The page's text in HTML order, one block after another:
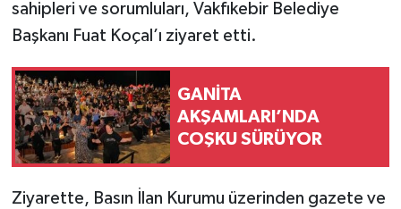
sahipleri ve sorumluları, Vakfıkebir Belediye
Başkanı Fuat Koçal’ı ziyaret etti.
GANİTA
AKŞAMLARI’NDA
COŞKU SÜRÜYOR
Ziyarette, Basın İlan Kurumu üzerinden gazete ve